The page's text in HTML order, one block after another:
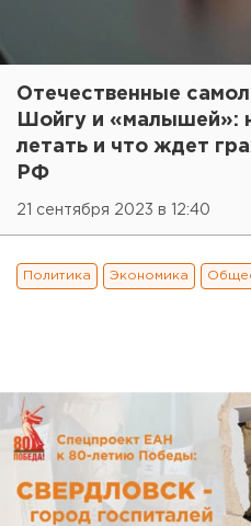
Отечественные
Шойгу и «малышей»:
летать и что ждет
РФ
21 сентября 2023 в 12:40
Политика Экономика